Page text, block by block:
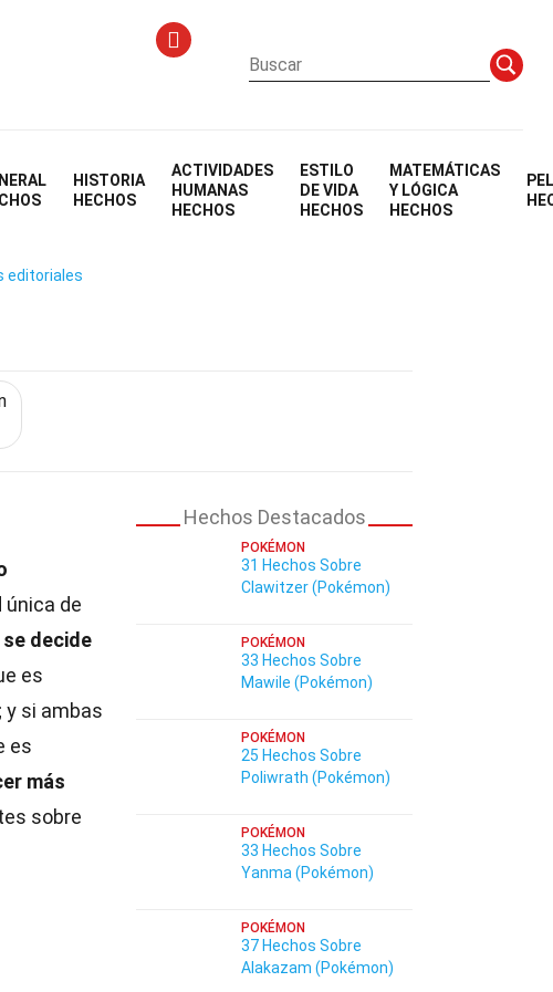
HISTORIA
HECHOS
ACTIVIDADES
HUMANAS
HECHOS
ESTILO
DE VIDA
HECHOS
MATEMÁTICAS
Y LÓGICA
HECHOS
editoriales
única de
decide
es
y si ambas
es
más
sobre
Hechos Destacados
POKÉMON
31 Hechos Sobre
Clawitzer (Pokémon)
POKÉMON
33 Hechos Sobre
Mawile (Pokémon)
POKÉMON
25 Hechos Sobre
Poliwrath (Pokémon)
POKÉMON
33 Hechos Sobre
Yanma (Pokémon)
POKÉMON
37 Hechos Sobre
Alakazam (Pokémon)